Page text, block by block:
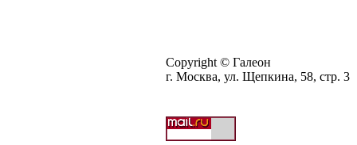
Copyright © Галеон
г. Москва, ул. Щепкина, 58, стр. 3